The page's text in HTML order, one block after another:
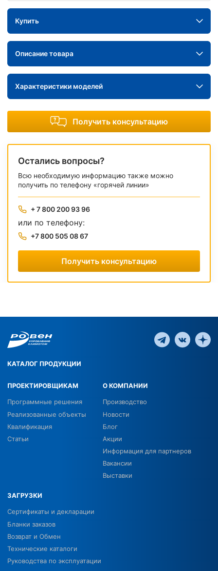
Купить
Описание товара
Характеристики моделей
Получить консультацию
Остались вопросы?
Всю необходимую информацию также можно
получить по телефону «горячей линии»
+ 7 800 200 93 96
или по телефону:
+7 800 505 08 67
Получить консультацию
КАТАЛОГ ПРОДУКЦИИ
ПРОЕКТИРОВЩИКАМ
Программные решения
Реализованные объекты
Квалификация
Статьи
О КОМПАНИИ
Производство
Новости
Блог
Акции
Информация для партнеров
Вакансии
Выставки
ЗАГРУЗКИ
Сертификаты и декларации
Бланки заказов
Возврат и Обмен
Технические каталоги
Руководства по эксплуатации